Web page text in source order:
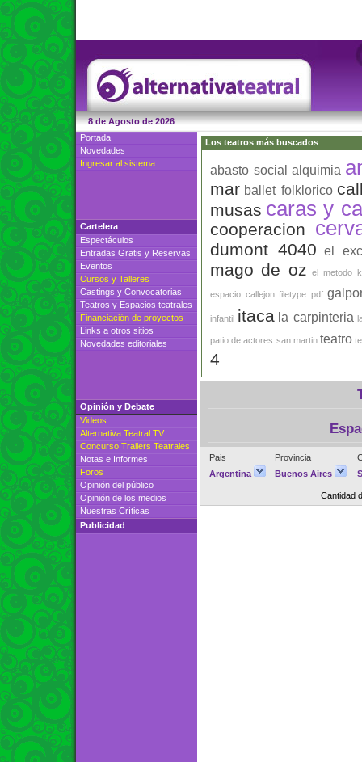
8 de Agosto de 2026
Portada
Novedades
Ingresar al sistema
Cartelera
Espectáculos
Entradas Gratis y Reservas
Eventos
Cursos y Talleres
Castings y Convocatorias
Teatros y Espacios teatrales
Financiación de proyectos
Links a otros sitios
Novedades editoriales
Opinión y Debate
Videos
Alternativa Teatral TV
Concurso Trailers Teatrales
Notas e Informes
Foros
Opinión del público
Opinión de los medios
Nuestras Críticas
Publicidad
Los teatros más buscados
abasto social alquimia
mar ballet folklorico
musas caras y
cooperacion
dumont 4040 el
mago de oz el metodo
espacio callejon filetype pdf
infantil itaca la carpinteria
patio de actores san martin teatro
4
Pais Provincia
Argentina
Buenos Aires
Cantidad